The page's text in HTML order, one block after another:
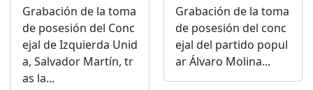
Grabación de la toma
de posesión del Conc
ejal de Izquierda Unid
a, Salvador Martín, tr
as la...
Grabación de la toma
de posesión del conc
ejal del partido popul
ar Álvaro Molina...